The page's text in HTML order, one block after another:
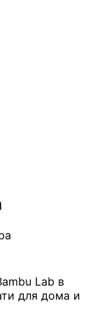
Lab в
для дома и